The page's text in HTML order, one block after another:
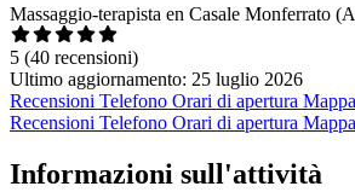
Massaggio-terapista en Casale Monferrato
5 (40 recensioni)
Ultimo aggiornamento: 25 luglio 2026
Recensioni Telefono Orari di apertura Mappa
Recensioni Telefono Orari di apertura Mappa
Informazioni sull'attività